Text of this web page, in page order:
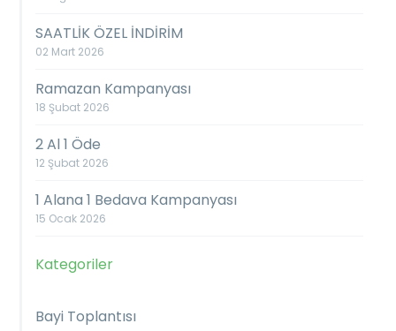
SAATLİK ÖZEL İNDİRİM
02 Mart 2026
Ramazan Kampanyası
18 Şubat 2026
2 Al 1 Öde
12 Şubat 2026
1 Alana 1 Bedava Kampanyası
15 Ocak 2026
Kategoriler
Bayi Toplantısı